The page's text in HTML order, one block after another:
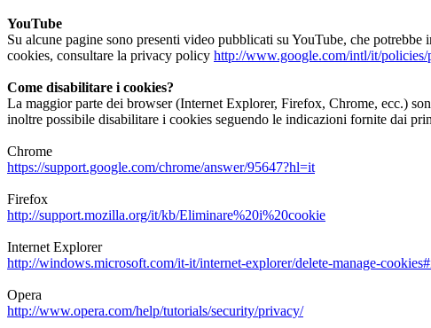
YouTube
Su alcune pagine sono presenti video pubblicati su YouTube, che
cookies, consultare la privacy policy http://www.google.com/intl/it/policies/
Come disabilitare i cookies?
La maggior parte dei browser (Internet Explorer, Firefox, Chrome, ecc.)
inoltre possibile disabilitare i cookies seguendo le indicazioni fornite dai
Chrome
https://support.google.com/chrome/answer/95647?hl=it
Firefox
http://support.mozilla.org/it/kb/Eliminare%20i%20cookie
Internet Explorer
http://windows.microsoft.com/it-it/internet-explorer/delete-manage-
Opera
http://www.opera.com/help/tutorials/security/privacy/